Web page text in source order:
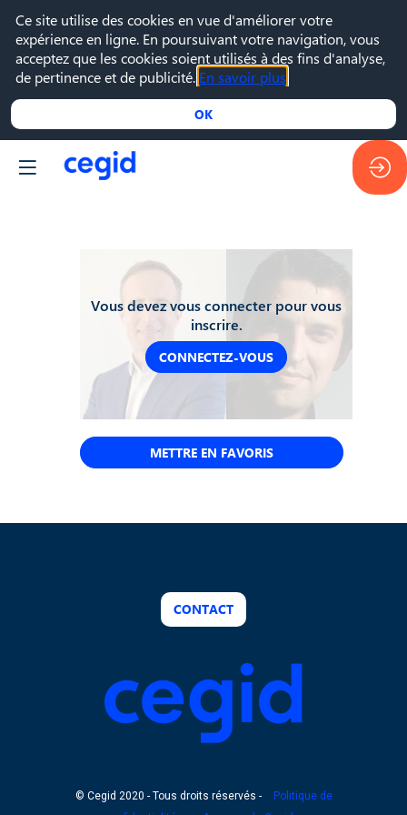
Vous devez vous connecter pour vous
inscrire.
CONNECTEZ-VOUS
METTRE EN FAVORIS
CONTACT
© Cegid 2020 - Tous droits réservés -
Politique de
Ce site utilise des cookies en vue d'améliorer votre
expérience en ligne. En poursuivant votre navigation, vous
acceptez que les cookies soient utilisés à des fins d'analyse,
de pertinence et de publicité. En savoir plus
OK